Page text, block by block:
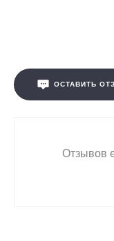
ОСТАВИТЬ
Отзывов